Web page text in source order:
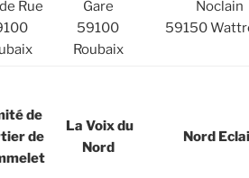
Rue
Gare
59100
Roubaix
Noclain
59150
de
de
La Voix du
Nord
Nord